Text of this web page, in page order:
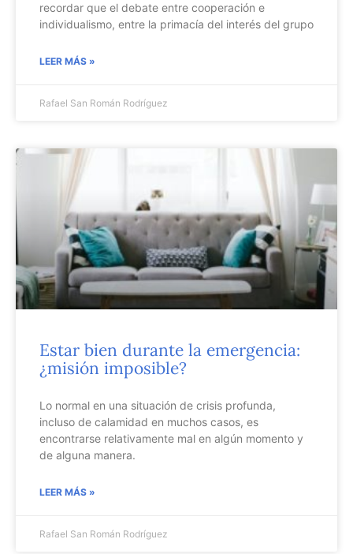
recordar que el debate entre cooperación e
individualismo, entre la primacía del interés del grupo
LEER MÁS »
Rafael San Román Rodríguez
Estar bien durante la emergencia:
¿misión imposible?
Lo normal en una situación de crisis profunda,
incluso de calamidad en muchos casos, es
encontrarse relativamente mal en algún momento y
de alguna manera.
LEER MÁS »
Rafael San Román Rodríguez